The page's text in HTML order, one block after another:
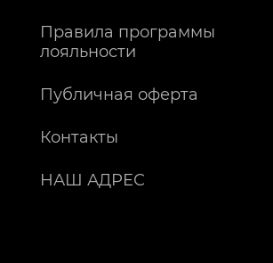
Правила программы
лояльности
Публичная оферта
Контакты
НАШ АДРЕС